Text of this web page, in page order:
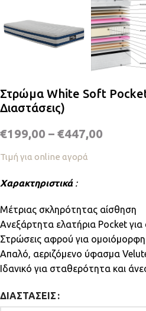
Στρώμα White Soft
Διαστάσεις)
€199,00 – €447,00
Τιμή για online αγορά
Χαρακτηριστικά :
Μέτριας σκληρότητας αίσθηση
Ανεξάρτητα ελατήρια Pocket
Στρώσεις αφρού για
Απαλό, αεριζόμενο ύφασμα
Ιδανικό για σταθερότητα και
ΔΙΑΣΤΆΣΕΙΣ